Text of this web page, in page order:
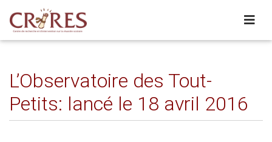
L’Observatoire des Tout-
Petits: lancé le 18 avril 2016